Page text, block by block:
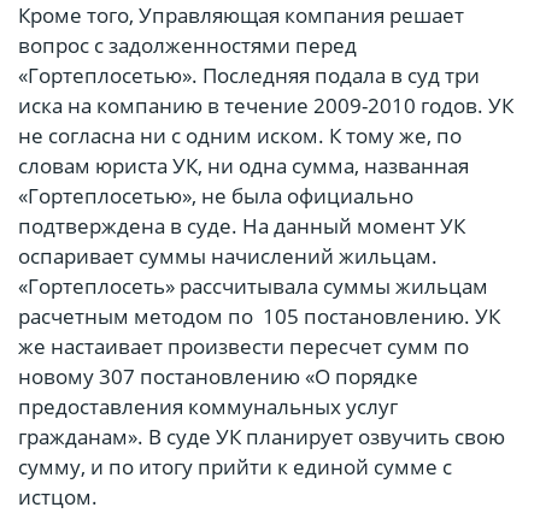
Кроме того, Управляющая компания решает
вопрос с задолженностями перед
«Гортеплосетью». Последняя подала в суд три
иска на компанию в течение 2009-2010 годов. УК
не согласна ни с одним иском. К тому же, по
словам юриста УК, ни одна сумма, названная
«Гортеплосетью», не была официально
подтверждена в суде. На данный момент УК
оспаривает суммы начислений жильцам.
«Гортеплосеть» рассчитывала суммы жильцам
расчетным методом по 105 постановлению. УК
же настаивает произвести пересчет сумм по
новому 307 постановлению «О порядке
предоставления коммунальных услуг
гражданам». В суде УК планирует озвучить свою
сумму, и по итогу прийти к единой сумме с
истцом.